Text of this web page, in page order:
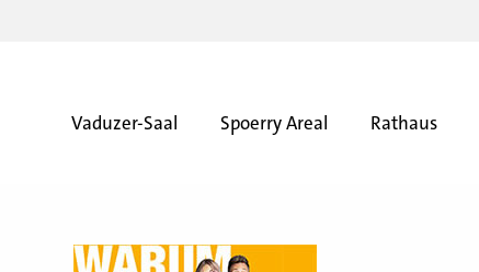
Vaduzer-Saal Spoerry Areal Rathaus